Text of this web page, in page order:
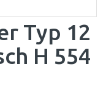
Typ 12
H 554